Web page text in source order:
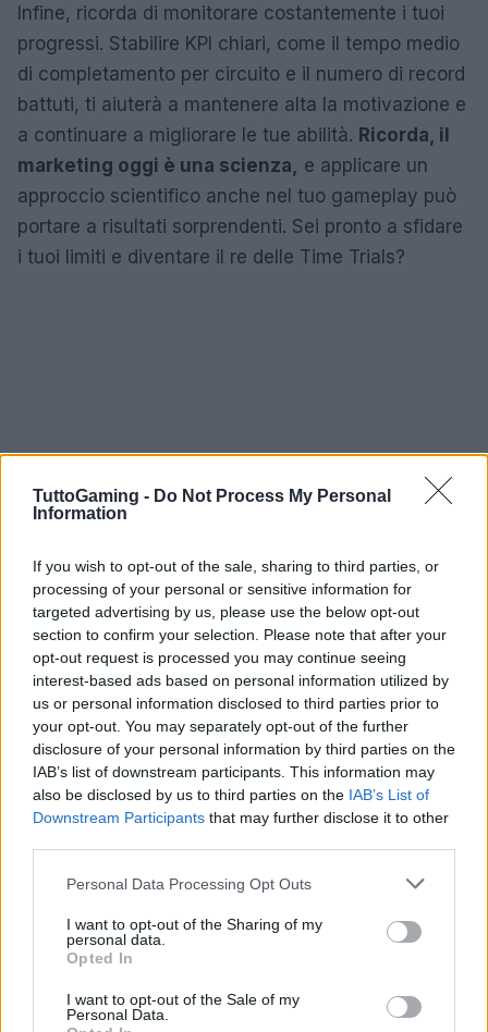
TuttoGaming - Do Not Process My Personal
Information
If you wish to opt-out of the sale, sharing to third parties, or
processing of your personal or sensitive information for
targeted advertising by us, please use the below opt-out
section to confirm your selection. Please note that after your
opt-out request is processed you may continue seeing
interest-based ads based on personal information utilized by
us or personal information disclosed to third parties prior to
your opt-out. You may separately opt-out of the further
disclosure of your personal information by third parties on the
IAB’s list of downstream participants. This information may
also be disclosed by us to third parties on the IAB’s List of
Downstream Participants that may further disclose it to other
Please note that this website/app uses one or more Google
not limited to your visit or usage behaviour. You may click to
grant or deny consent to Google and its third-party tags to
use your data for below specified purposes in below Google
consent section.
Personal Data Processing Opt Outs
I want to opt-out of the Sharing of my
personal data.
Opted In
I want to opt-out of the Sale of my
Personal Data.
Infine, ricorda di monitorare costantemente i tuoi
progressi. Stabilire KPI chiari, come il tempo medio
di completamento per circuito e il numero di record
battuti, ti aiuterà a mantenere alta la motivazione e
a continuare a migliorare le tue abilità. Ricorda, il
marketing oggi è una scienza, e applicare un
approccio scientifico anche nel tuo gameplay può
portare a risultati sorprendenti. Sei pronto a sfidare
i tuoi limiti e diventare il re delle Time Trials?
AUTORE
AiAdhubMedia